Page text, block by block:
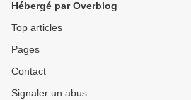
Hébergé par Overblog
Top articles
Pages
Contact
Signaler un abus